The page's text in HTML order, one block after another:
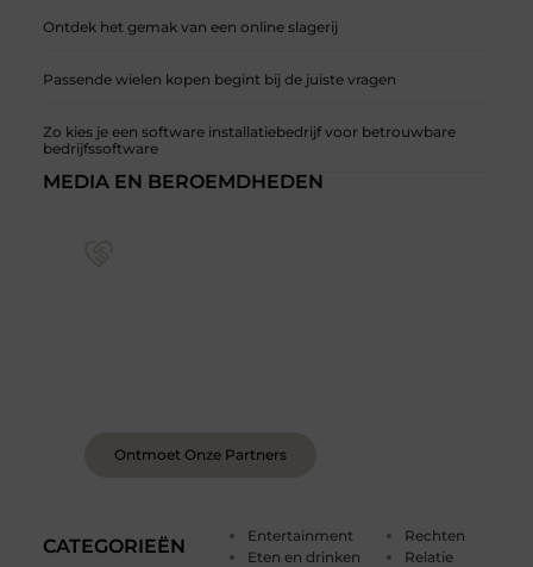
Ontdek het gemak van een online slagerij
Passende wielen kopen begint bij de juiste vragen
Zo kies je een software installatiebedrijf voor betrouwbare
bedrijfssoftware
CATEGORIEËN
Entertainment
Eten en drinken
Rechten
Relatie
MEDIA EN BEROEMDHEDEN
Ontmoet Onze Partners